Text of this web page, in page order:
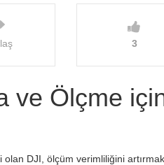
3
ve Ölçme
DJI, ölçüm verimliliğini